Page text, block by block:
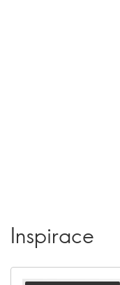
Inspirace